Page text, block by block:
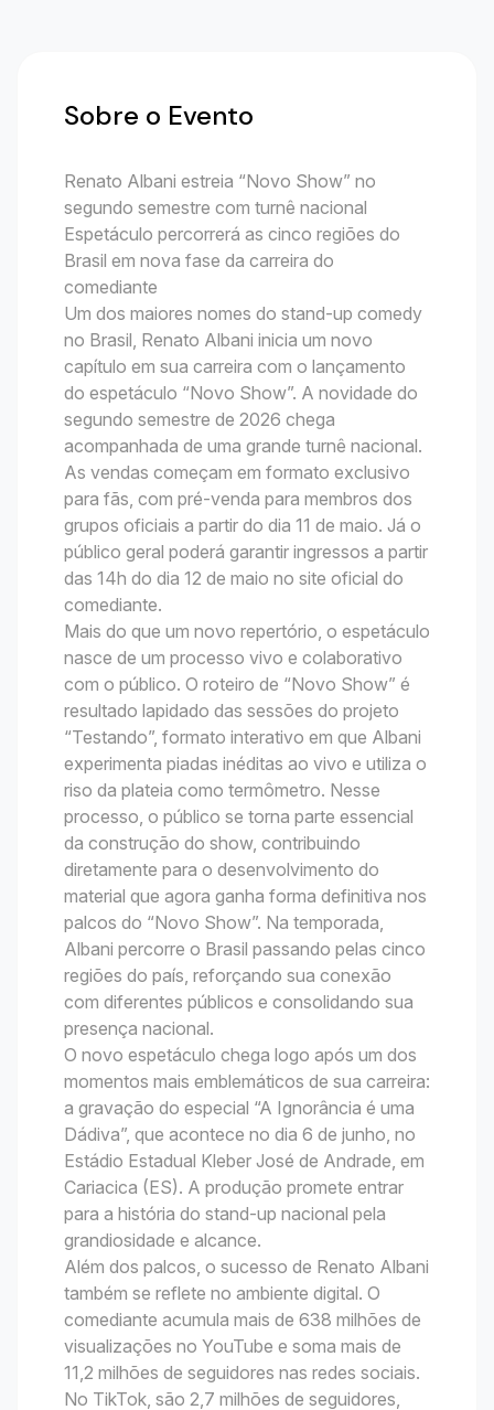
Sobre o Evento
Renato Albani estreia “Novo Show” no
segundo semestre com turnê nacional
Espetáculo percorrerá as cinco regiões do
Brasil em nova fase da carreira do
comediante
Um dos maiores nomes do stand-up comedy
no Brasil, Renato Albani inicia um novo
capítulo em sua carreira com o lançamento
do espetáculo “Novo Show”. A novidade do
segundo semestre de 2026 chega
acompanhada de uma grande turnê nacional.
As vendas começam em formato exclusivo
para fãs, com pré-venda para membros dos
grupos oficiais a partir do dia 11 de maio. Já o
público geral poderá garantir ingressos a partir
das 14h do dia 12 de maio no site oficial do
comediante.
Mais do que um novo repertório, o espetáculo
nasce de um processo vivo e colaborativo
com o público. O roteiro de “Novo Show” é
resultado lapidado das sessões do projeto
“Testando”, formato interativo em que Albani
experimenta piadas inéditas ao vivo e utiliza o
riso da plateia como termômetro. Nesse
processo, o público se torna parte essencial
da construção do show, contribuindo
diretamente para o desenvolvimento do
material que agora ganha forma definitiva nos
palcos do “Novo Show”. Na temporada,
Albani percorre o Brasil passando pelas cinco
regiões do país, reforçando sua conexão
com diferentes públicos e consolidando sua
presença nacional.
O novo espetáculo chega logo após um dos
momentos mais emblemáticos de sua carreira:
a gravação do especial “A Ignorância é uma
Dádiva”, que acontece no dia 6 de junho, no
Estádio Estadual Kleber José de Andrade, em
Cariacica (ES). A produção promete entrar
para a história do stand-up nacional pela
grandiosidade e alcance.
Além dos palcos, o sucesso de Renato Albani
também se reflete no ambiente digital. O
comediante acumula mais de 638 milhões de
visualizações no YouTube e soma mais de
11,2 milhões de seguidores nas redes sociais.
No TikTok, são 2,7 milhões de seguidores,